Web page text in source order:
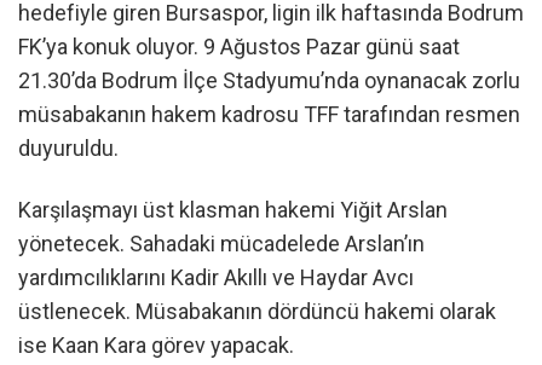
hedefiyle giren Bursaspor, ligin ilk haftasında Bodrum
FK’ya konuk oluyor. 9 Ağustos Pazar günü saat
21.30’da Bodrum İlçe Stadyumu’nda oynanacak zorlu
müsabakanın hakem kadrosu TFF tarafından resmen
duyuruldu.
Karşılaşmayı üst klasman hakemi Yiğit Arslan
yönetecek. Sahadaki mücadelede Arslan’ın
yardımcılıklarını Kadir Akıllı ve Haydar Avcı
üstlenecek. Müsabakanın dördüncü hakemi olarak
ise Kaan Kara görev yapacak.